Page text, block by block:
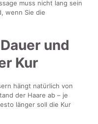
muss nicht lang sein
wenn Sie die
und
Kur
hängt natürlich von
der Haare ab – je
länger soll die Kur